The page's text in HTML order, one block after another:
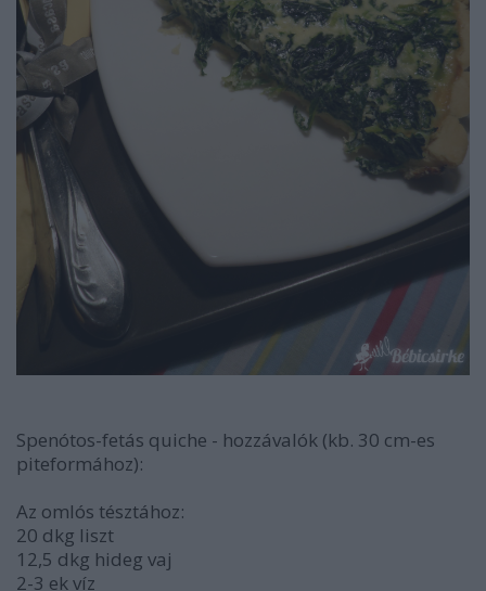
Spenótos-fetás quiche - hozzávalók (kb. 30 cm-es
piteformához):
Az omlós tésztához:
20 dkg liszt
12,5 dkg hideg vaj
2-3 ek víz